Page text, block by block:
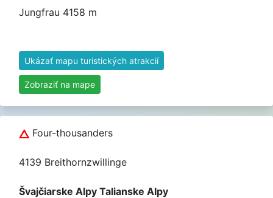
Jungfrau 4158 m
Ukázať mapu turistických atrakcií
Zobraziť na mape
Four-thousanders
4139 Breithornzwillinge
Švajčiarske Alpy Talianske Alpy